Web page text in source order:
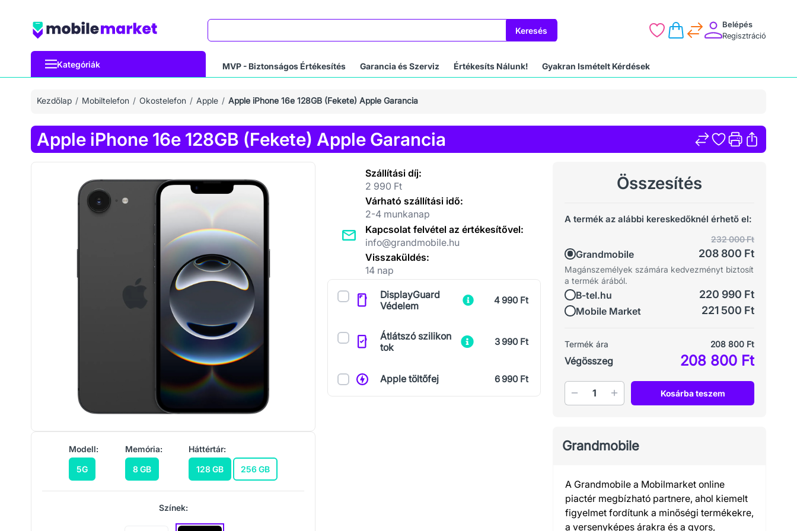
Keresés
Belépés
Regisztráció
Kategóriák MVP - Biztonságos Értékesítés Garancia és Szerviz Értékesíts Nálunk! Gyakran Ismételt Kérdések
Kezdőlap Mobiltelefon Okostelefon Apple Apple iPhone 16e 128GB (Fekete) Apple Garancia
Apple iPhone 16e 128GB (Fekete) Apple Garancia
Modell:
5G
Memória:
8 GB
Háttértár:
128 GB
256 GB
Színek:
Szállítási díj:
2 990 Ft
Várható szállítási idő:
2-4 munkanap
Kapcsolat felvétel az értékesítővel:
info@grandmobile.hu
Visszaküldés:
14 nap
Kiegészítők
DisplayGuard
Védelem
4 990 Ft
Átlátszó szilikon
tok
3 990 Ft
Apple töltőfej 6 990 Ft
Összesítés
A termék az alábbi kereskedőknél érhető el:
Grandmobile
232 000 Ft
208 800 Ft
Magánszemélyek számára kedvezményt biztosít
a termék árából.
B-tel.hu 220 990 Ft
Mobile Market 221 500 Ft
Termék ára 208 800 Ft
Végösszeg 208 800 Ft
Mennyiség Kosárba teszem
Grandmobile
A Grandmobile a Mobilmarket online
piactér megbízható partnere, ahol kiemelt
figyelmet fordítunk a minőségi termékekre,
a versenyképes árakra és a gyors,